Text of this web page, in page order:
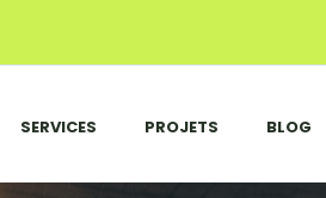
SERVICES PROJETS BLOG